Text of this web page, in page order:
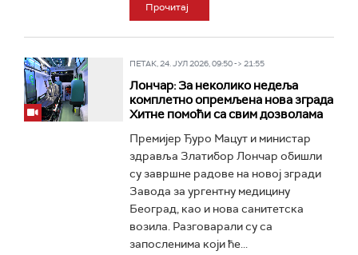
Прочитај
ПЕТАК, 24. ЈУЛ 2026, 09:50 -> 21:55
Лончар: За неколико недеља
комплетно опремљена нова зграда
Хитне помоћи са свим дозволама
Премијер Ђуро Мацут и министар
здравља Златибор Лончар обишли
су завршне радове на новој згради
Завода за ургентну медицину
Београд, као и нова санитетска
возила. Разговарали су са
запосленима који ће...